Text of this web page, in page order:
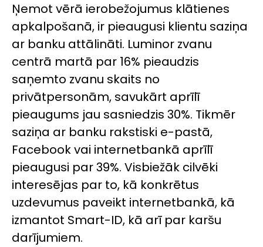
Ņemot vērā ierobežojumus klātienes
apkalpošanā, ir pieaugusi klientu saziņa
ar banku attālināti. Luminor zvanu
centrā martā par 16% pieaudzis
saņemto zvanu skaits no
privātpersonām, savukārt aprīlī
pieaugums jau sasniedzis 30%. Tikmēr
saziņa ar banku rakstiski e-pastā,
Facebook vai internetbankā aprīlī
pieaugusi par 39%. Visbiežāk cilvēki
interesējas par to, kā konkrētus
uzdevumus paveikt internetbankā, kā
izmantot Smart-ID, kā arī par karšu
darījumiem.